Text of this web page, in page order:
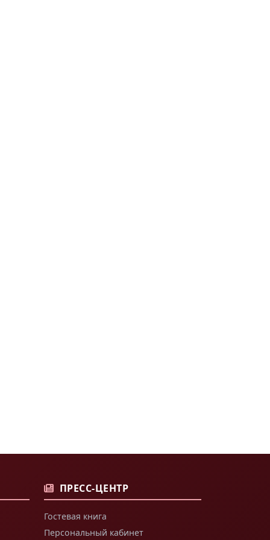
ПРЕСС-ЦЕНТР
Гостевая книга
Персональный кабинет